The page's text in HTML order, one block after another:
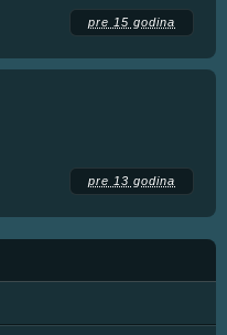
pre 15 godina
pre 13 godina